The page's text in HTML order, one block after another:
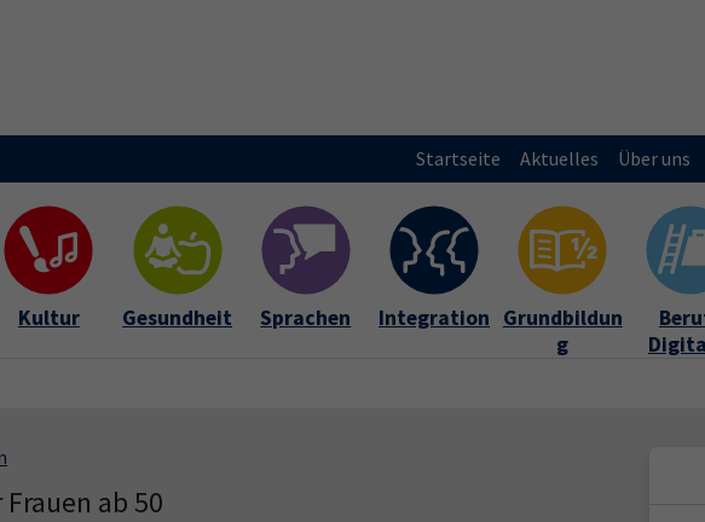
Startseite Aktuelles Über uns
Kultur Gesundheit Sprachen Integration Grundbildun
g
ab 50